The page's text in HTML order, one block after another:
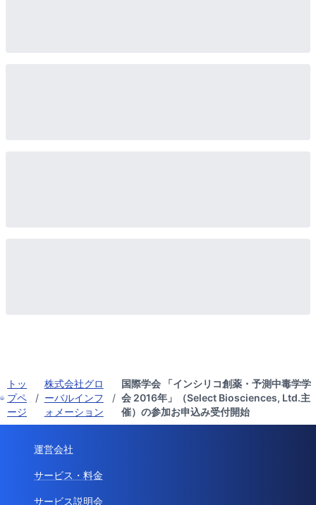
トッ
プペ
ージ
/
株式会社グロ
ーバルインフ
ォメーション
/
国際学会 「インシリコ創薬・予測中毒学学
会 2016年」（Select Biosciences, Ltd.主
催）の参加お申込み受付開始
運営会社
サービス・料金
サービス説明会